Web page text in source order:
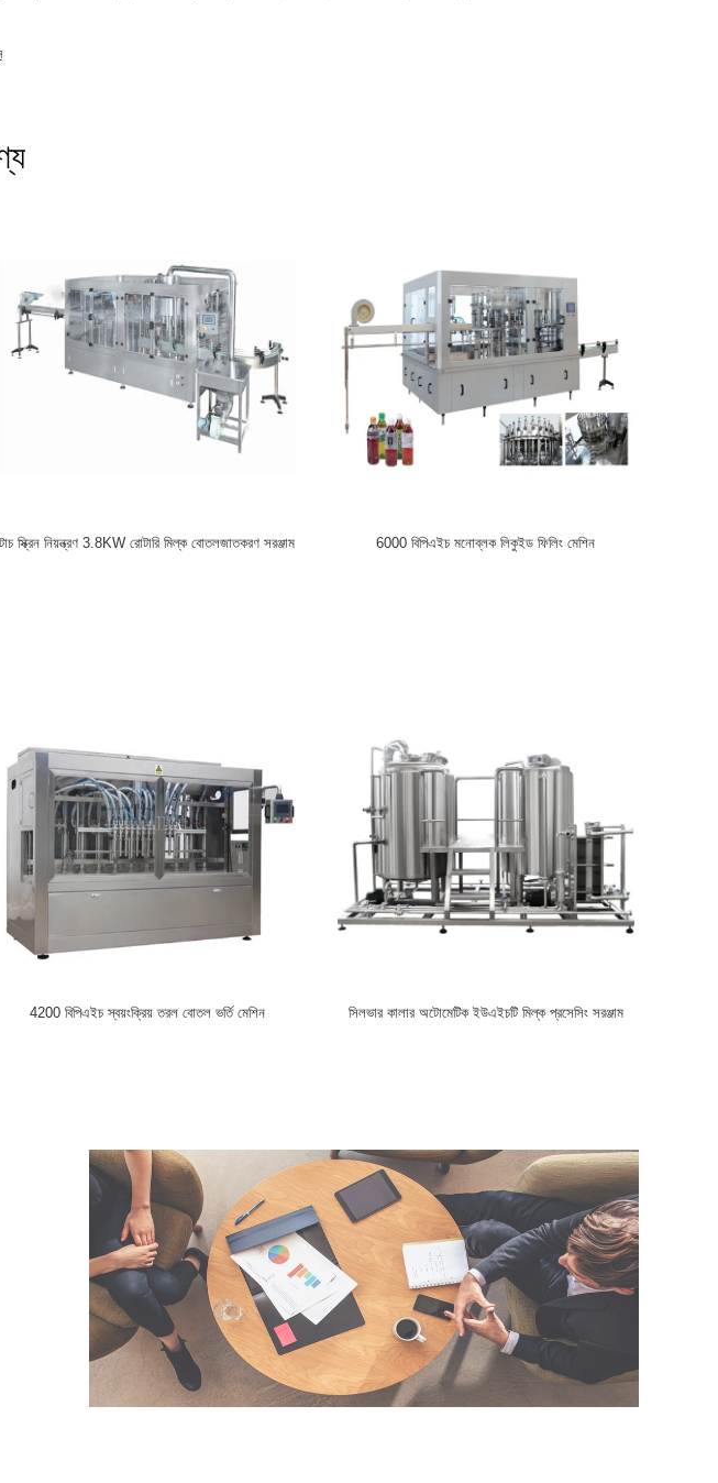
beverage, mineral water,etc). তরল খাবারের জন্য সম্পূর্ণ সমাধান এবং সংহতকরণ
provides Zhongyin Machinery product's quality in the most powerful guarantee. এটি
পণ্যের পণ্যের সরবরাহ করে।
টাচ স্ক্রিন নিয়ন্ত্রণ 3.8KW রোটারি মিল্ক বোতলজাতকরণ সরঞ্জাম 6000 বিপিএইচ মনোব্লক লিকুইড ফিলিং মেশিন
4200 বিপিএইচ স্বয়ংক্রিয় তরল বোতল ভর্তি মেশিন সিলভার কালার অটোমেটিক ইউএইচটি মিল্ক প্রসেসিং সরঞ্জাম